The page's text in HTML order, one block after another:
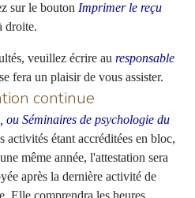
sur le bouton Imprimer le reçu
droite.
veuillez écrire au responsable
fera un plaisir de vous assister.
continue
ou Séminaires de psychologie du
activités étant accréditées en bloc,
même année, l'attestation sera
après la dernière activité de